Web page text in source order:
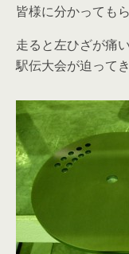
皆様に分かっても
走ると左ひざが痛
駅伝大会が迫って